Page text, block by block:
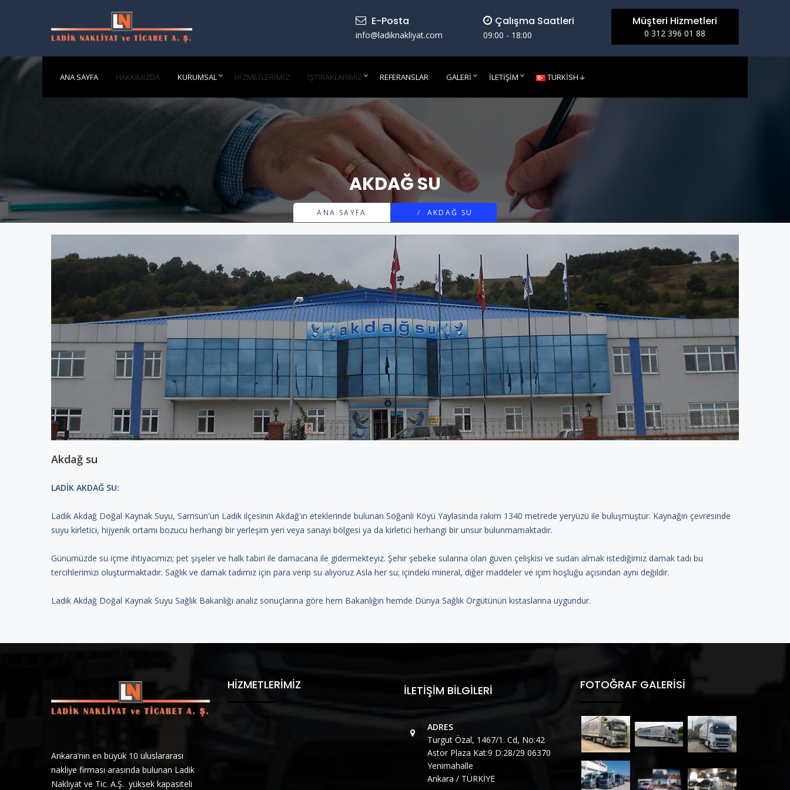
E-Posta
info@ladiknakliyat.com
Çalışma Saatleri
09:00 - 18:00
Müşteri Hizmetleri
0 312 396 01 88
ANA SAYFA HAKKIMIZDA KURUMSAL HIZMETLERIMIZ İŞTIRAKLARIMIZ REFERANSLAR GALERI İLETIŞIM TURKISH
AKDAĞ SU
ANA SAYFA AKDAĞ SU
Akdağ su
LADİK AKDAĞ SU:
Ladik Akdağ Doğal Kaynak Suyu, Samsun'un Ladik ilçesinin Akdağ'ın eteklerinde bulunan Soğanlı Köyü Yaylasında rakım 1340 metrede yeryüzü ile buluşmuştur. Kaynağın çevresinde
suyu kirletici, hijyenik ortamı bozucu herhangi bir yerleşim yeri veya sanayi bölgesi ya da kirletici herhangi bir unsur bulunmamaktadır.
Günümüzde su içme ihtiyacımızı; pet şişeler ve halk tabiri ile damacana ile gidermekteyiz. Şehir şebeke sularına olan güven çelişkisi ve sudan almak istediğimiz damak tadı bu
tercihlerimizi oluşturmaktadır. Sağlık ve damak tadımız için para verip su alıyoruz Asla her su; içindeki mineral, diğer maddeler ve içim hoşluğu açısından aynı değildir.
Ladik Akdağ Doğal Kaynak Suyu Sağlık Bakanlığı analiz sonuçlarına göre hem Bakanlığın hemde Dünya Sağlık Örgütünün kıstaslarına uygundur.
Ankara’nın en büyük 10 uluslararası
nakliye firması arasında bulunan Ladik
Nakliyat ve Tic. A.Ş. yüksek kapasiteli
HIZMETLERIMIZ İLETIŞIM BILGILERI
ADRES
Turgut Özal, 1467/1. Cd, No:42
Astor Plaza Kat:9 D:28/29 06370
Yenimahalle
Ankara / TÜRKİYE
FOTOĞRAF GALERISI